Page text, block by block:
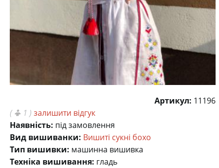
Артикул: 11196
(
1 ) залишити відгук
Наявність: під замовлення
Вид вишиванки: Вишиті сукні бохо
Тип вишивки: машинна вишивка
Техніка вишивання: гладь